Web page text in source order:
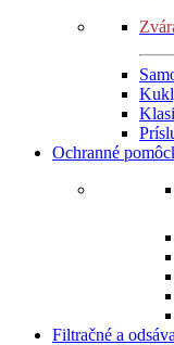
Ochranné
Filtračné a